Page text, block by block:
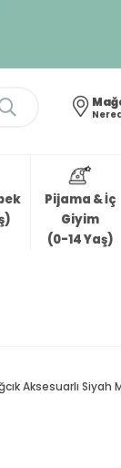
Pijama & İç
Giyim
(0-14 Yaş)
Aksesuarlı Siyah